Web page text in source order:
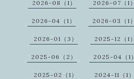
2026-08（1） 2026-07（1）
2026-04（1） 2026-03（1）
2026-01（3） 2025-12（1）
2025-06（2） 2025-04（1）
2025-02（1） 2024-11（1）